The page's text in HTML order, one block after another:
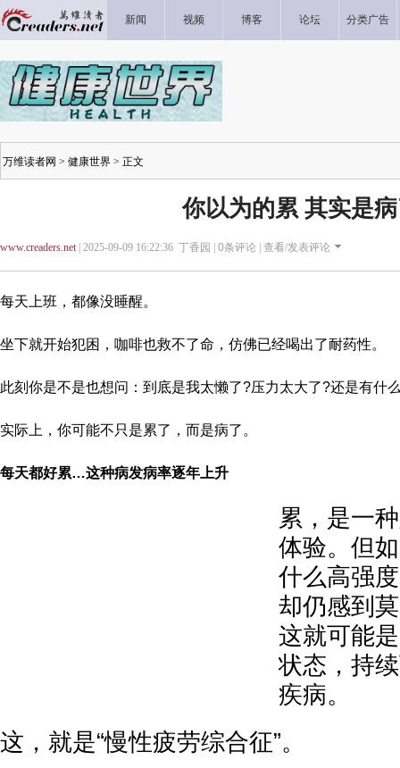
新闻 视频 博客 论坛 分类广告
万维读者网 > 健康世界 > 正文
你以为的累 其实是
www.creaders.net| 2025-09-09 16:22:36 丁香园 | 0条评论 | 查看/发表评论
每天上班，都像没睡醒。
坐下就开始犯困，咖啡也救不了命，仿佛已经喝出了耐药性。
此刻你是不是也想问：到底是我太懒了?压力太大了?还是有什
实际上，你可能不只是累了，而是病了。
每天都好累…这种病发病率逐年上升
累，是一
体验。但
什么高强
却仍感到
这就可能
状态，持
疾病。
这，就是“慢性疲劳综合征”。